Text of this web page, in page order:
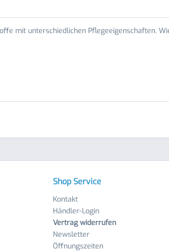
mit unterschiedlichen Pflegeeigenschaften.
Shop Service
Kontakt
Händler-Login
Vertrag widerrufen
Newsletter
Öffnungszeiten